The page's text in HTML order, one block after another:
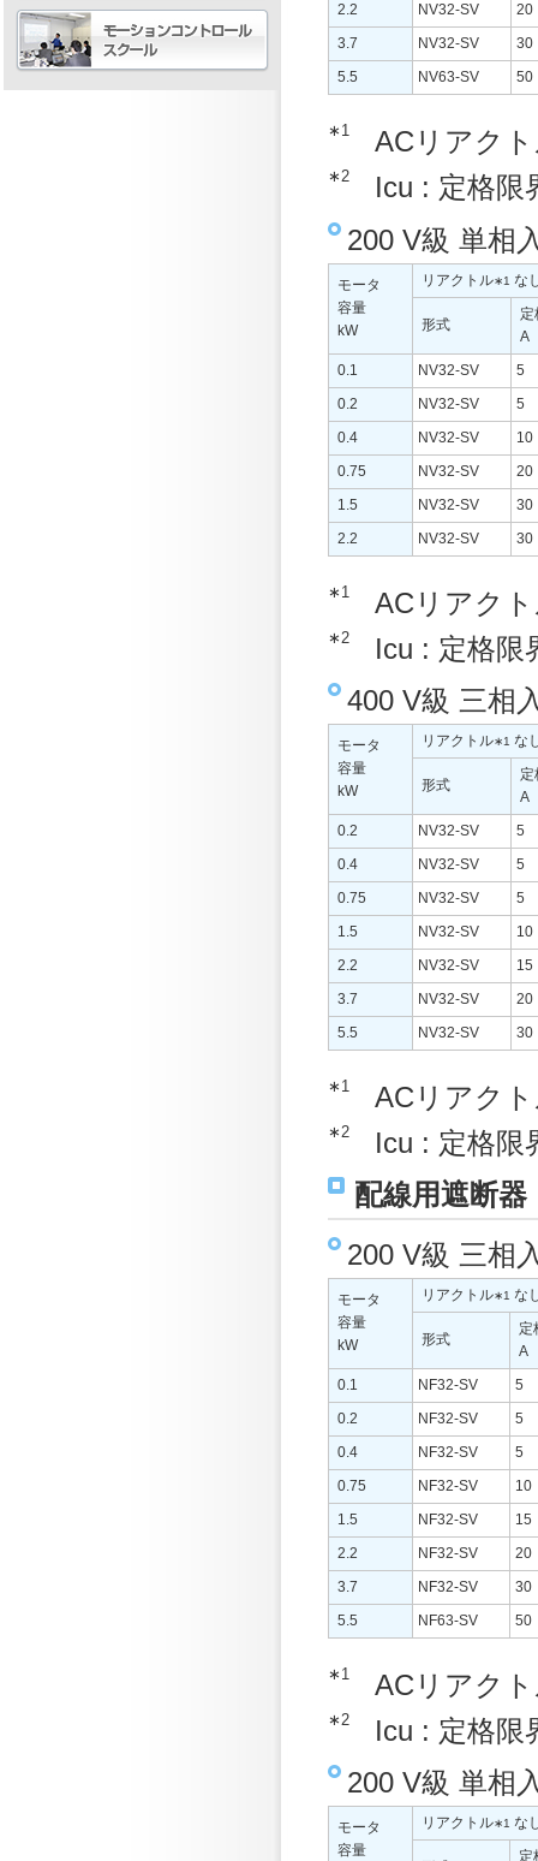
2.2
NV32-SV
20
3.7
NV32-SV
30
5.5
NV63-SV 50
∗1 ACリアク
∗2
Icu : 定格限
200 V級 単相
モータ
容量
kW
リアクトル∗1 な
形式
定
A
0.1
NV32-SV
5
0.2
NV32-SV
5
0.4
NV32-SV
10
0.75
NV32-SV
20
1.5
NV32-SV
30
2.2
NV32-SV 30
∗1 ACリアク
∗2
Icu : 定格限
400 V級 三相
モータ
容量
kW
リアクトル∗1 な
形式
定
A
0.2
NV32-SV
5
0.4
NV32-SV
5
0.75
NV32-SV
5
1.5
NV32-SV
10
2.2
NV32-SV
15
3.7
NV32-SV
20
5.5
NV32-SV 30
∗1 ACリアク
∗2
Icu : 定格限
配線用遮断器
200 V級 三相
モータ
容量
kW
リアクトル∗1 な
形式
定
A
0.1
NF32-SV
5
0.2
NF32-SV
5
0.4
NF32-SV
5
0.75
NF32-SV
10
1.5
NF32-SV
15
2.2
NF32-SV
20
3.7
NF32-SV
30
5.5
NF63-SV 50
∗1 ACリアク
∗2
Icu : 定格限
200 V級 単相
モータ
容量
リアクトル∗1 な
定